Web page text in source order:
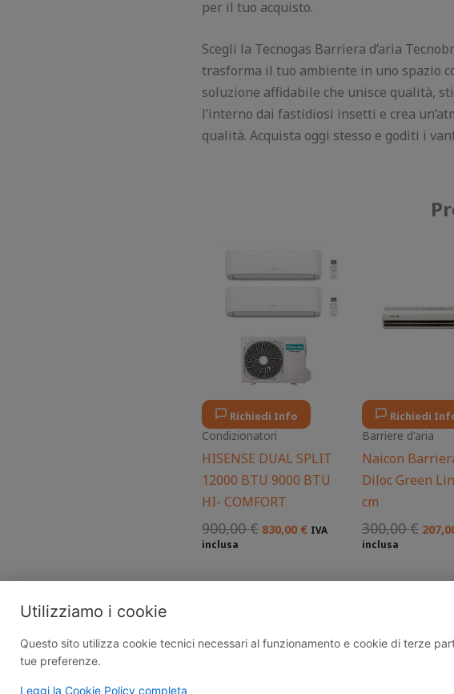
per il tuo acquisto.
Scegli la Tecnogas Barriera d’aria
trasforma il tuo ambiente in uno spazio
soluzione affidabile che unisce qualità,
l’interno dai fastidiosi insetti e crea
qualità. Acquista oggi stesso e goditi i
Richiedi Info
Condizionatori
HISENSE DUAL SPLIT
12000 BTU 9000 BTU
HI- COMFORT
900,00€
originale
900,00 €.
830,00 €
prezzo
attuale
830,00 €.
IVA
inclusa
Richiedi
Barriere d'aria
Naicon
Diloc Green
cm
300,00€
inclusa
Utilizziamo i cookie
Questo sito utilizza cookie tecnici necessari al funzionamento e cookie di terze
tue preferenze.
Leggi la Cookie Policy completa